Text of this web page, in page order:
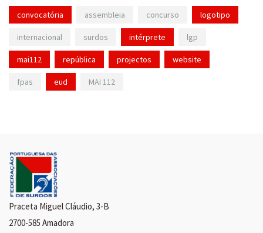
convocatória assembleia concurso logotipo
internacional surdos intérprete lgp
mai112 república projectos website
fpas eud MAI 112
Praceta Miguel Cláudio, 3-B
2700-585 Amadora